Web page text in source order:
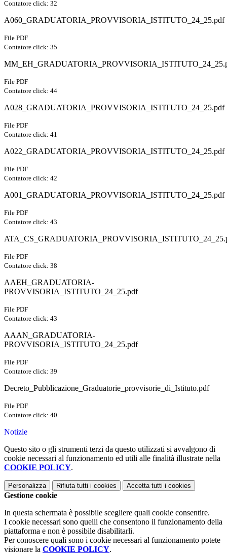
Contatore click: 32
A060_GRADUATORIA_PROVVISORIA_ISTITUTO_24_25.pdf
File PDF
Contatore click: 35
File PDF
Contatore click: 44
A028_GRADUATORIA_PROVVISORIA_ISTITUTO_24_25.pdf
File PDF
Contatore click: 41
A022_GRADUATORIA_PROVVISORIA_ISTITUTO_24_25.pdf
File PDF
Contatore click: 42
A001_GRADUATORIA_PROVVISORIA_ISTITUTO_24_25.pdf
File PDF
Contatore click: 43
File PDF
Contatore click: 38
AAEH_GRADUATORIA-
PROVVISORIA_ISTITUTO_24_25.pdf
File PDF
Contatore click: 43
AAAN_GRADUATORIA-
PROVVISORIA_ISTITUTO_24_25.pdf
File PDF
Contatore click: 39
Decreto_Pubblicazione_Graduatorie_provvisorie_di_Istituto.pdf
File PDF
Contatore click: 40
Notizie
Questo sito o gli strumenti terzi da questo utilizzati si avvalgono di
cookie necessari al funzionamento ed utili alle finalità illustrate nella
COOKIE POLICY.
Personalizza Rifiuta tutti i cookies Accetta tutti i cookies
Gestione cookie
In questa schermata è possibile scegliere quali cookie consentire.
I cookie necessari sono quelli che consentono il funzionamento della
piattaforma e non è possibile disabilitarli.
Per conoscere quali sono i cookie necessari al funzionamento potete
visionare la COOKIE POLICY.